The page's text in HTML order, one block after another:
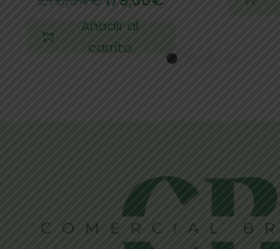
Añadir al
carrito